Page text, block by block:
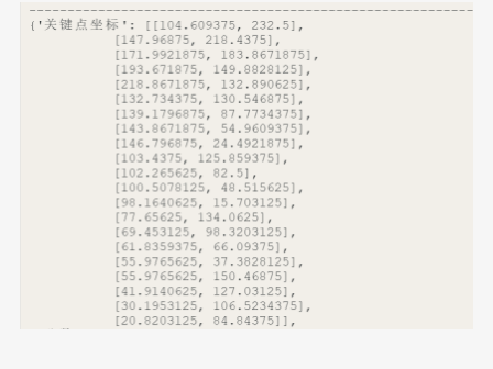
u_gui.draw_text(text="行空板M10"
a=u_gui.draw_text(text="推理进行中........"
u_gui.draw_image(image="hand3.jpg"
time.sleep(1)
init_para_task1 = {"task":"pose_hand"
init_para_task1["download_path"
task1 = wf(**init_para_task1)
para_task1["data"] = "hand3.jpg"
para_task1["img_type"] = "cv2"
'task1' in globals() or
rea_result_task1 =
    print(
"init" 'task1')
    task1 = wf(**init_para_task1)
rea_result_task1 =